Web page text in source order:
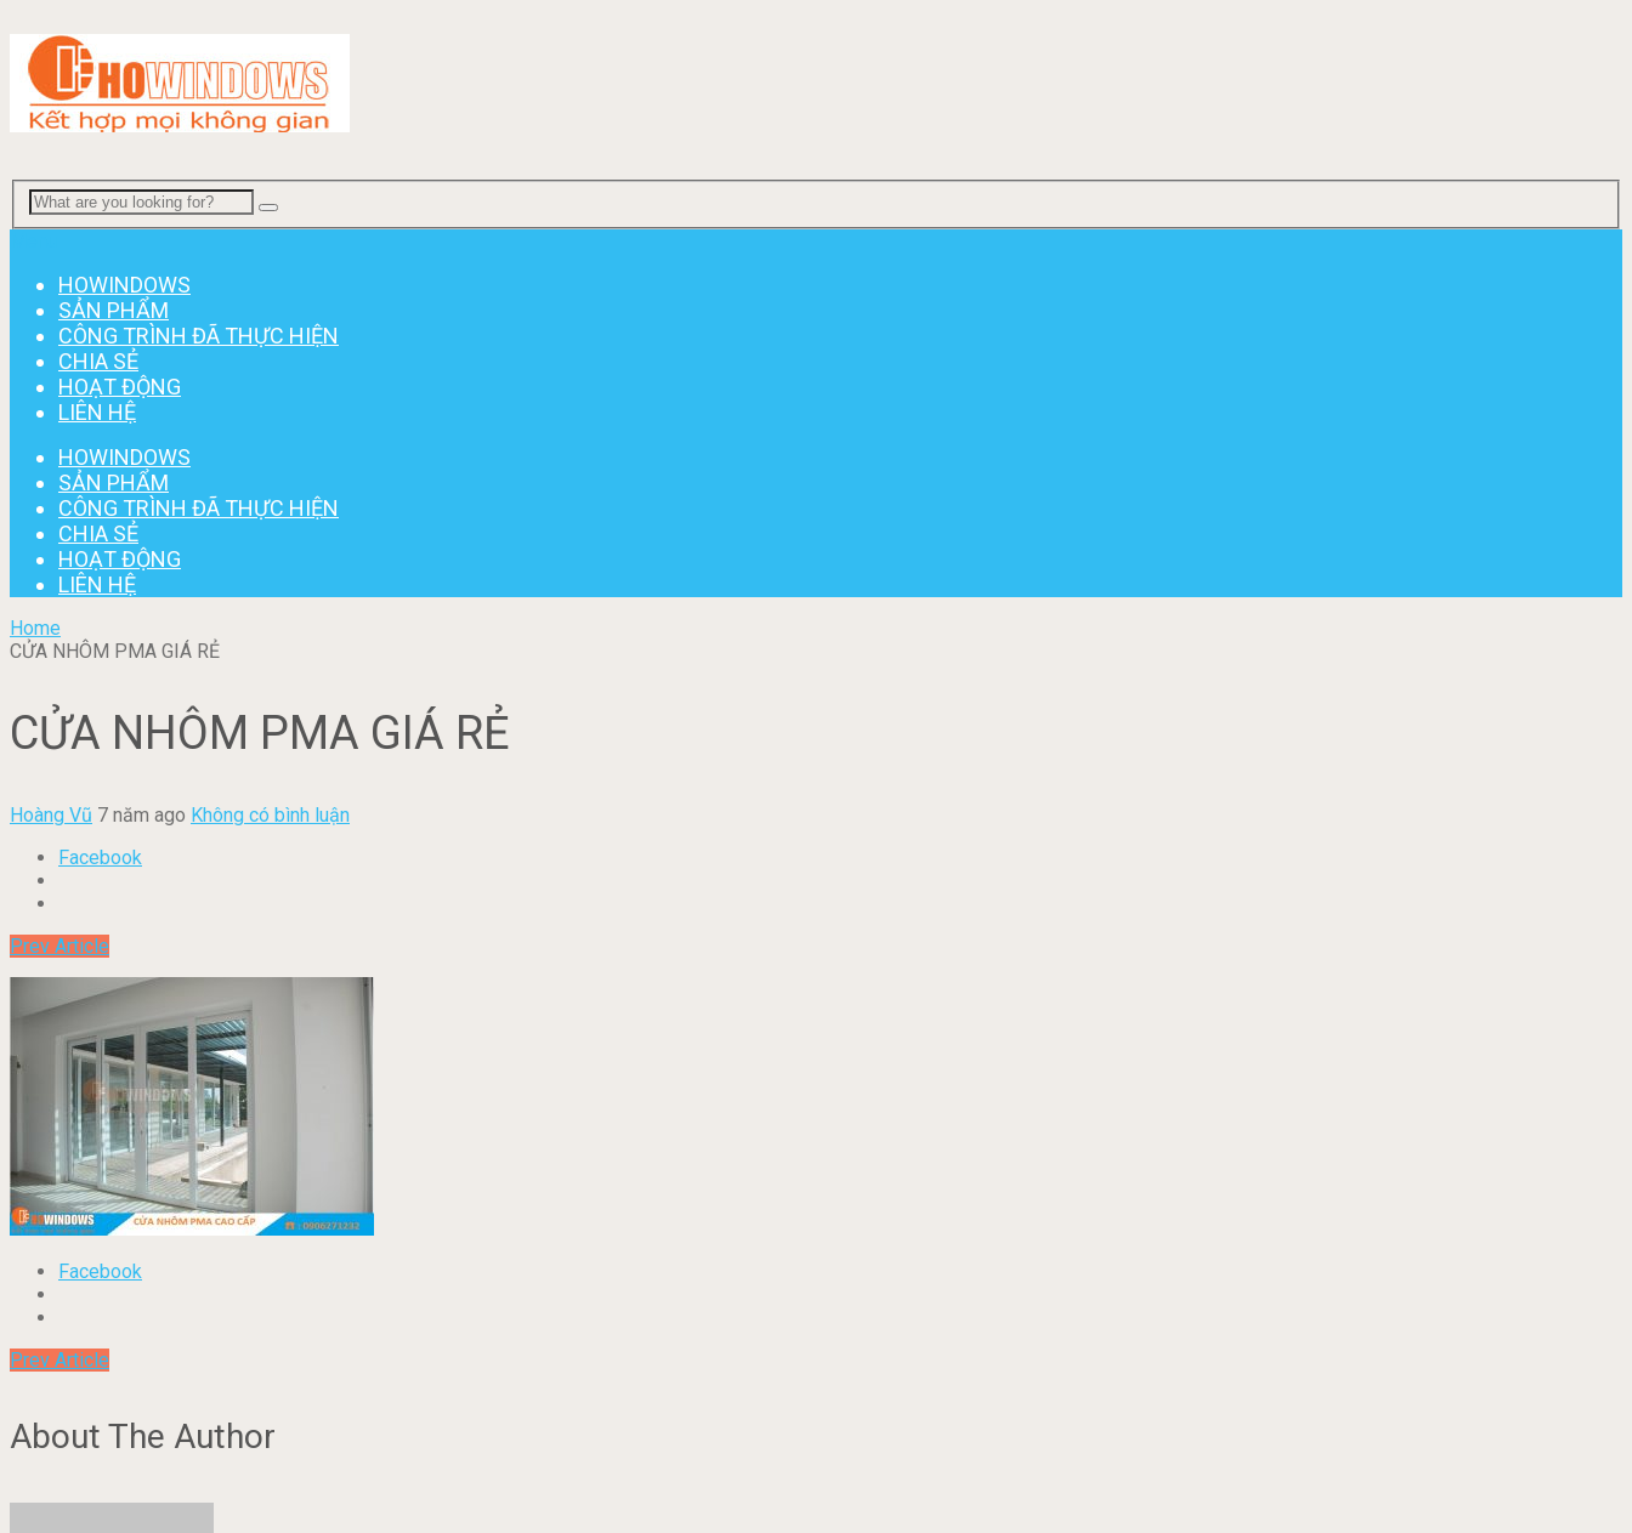
HOWINDOWS
SẢN PHẨM
CÔNG TRÌNH ĐÃ THỰC HIỆN
CHIA SẺ
HOẠT ĐỘNG
LIÊN HỆ
HOWINDOWS
SẢN PHẨM
CÔNG TRÌNH ĐÃ THỰC HIỆN
CHIA SẺ
HOẠT ĐỘNG
LIÊN HỆ
Home
CỬA NHÔM PMA GIÁ RẺ
CỬA NHÔM PMA GIÁ RẺ
Hoàng Vũ 7 năm ago Không có bình luận
Facebook
Prev Article
Facebook
Prev Article
About The Author